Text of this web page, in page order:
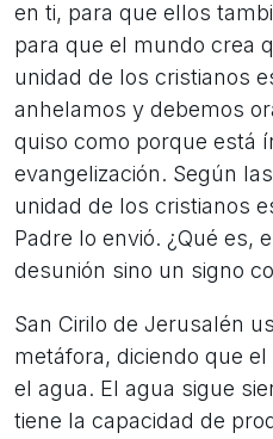
en ti, para que ellos
para que el mundo crea
unidad de los cristianos
anhelamos y debemos
quiso como porque está
evangelización. Según
unidad de los cristianos
Padre lo envió. ¿Qué es,
desunión sino un signo
San Cirilo de Jerusalén
metáfora, diciendo que
el agua. El agua sigue
tiene la capacidad de